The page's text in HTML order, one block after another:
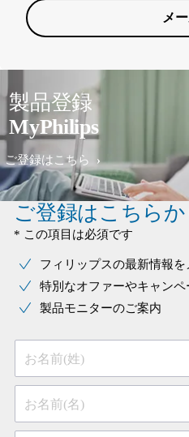
メ
製品登録
MyPhilips
ご登録はこちら
ご登録はこちらか
* この項目は必須です
フィリップスの最新情報
特別なオファーやキャンペ
製品モニターのご案内
お名前(姓)
お名前(名)